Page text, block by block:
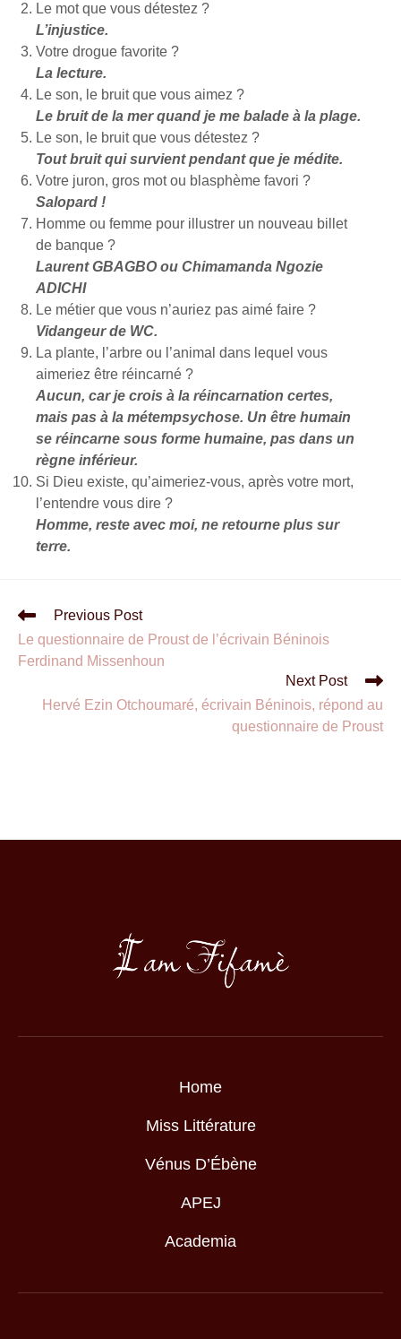
Le mot que vous détestez ?
L’injustice.
Votre drogue favorite ?
La lecture.
Le son, le bruit que vous aimez ?
Le bruit de la mer quand je me balade à la plage.
Le son, le bruit que vous détestez ?
Tout bruit qui survient pendant que je médite.
Votre juron, gros mot ou blasphème favori ?
Salopard !
Homme ou femme pour illustrer un nouveau billet
de banque ?
Laurent GBAGBO ou Chimamanda Ngozie
ADICHI
Le métier que vous n’auriez pas aimé faire ?
Vidangeur de WC.
La plante, l’arbre ou l’animal dans lequel vous
aimeriez être réincarné ?
Aucun, car je crois à la réincarnation certes,
mais pas à la métempsychose. Un être humain
se réincarne sous forme humaine, pas dans un
règne inférieur.
Si Dieu existe, qu’aimeriez-vous, après votre mort,
l’entendre vous dire ?
Homme, reste avec moi, ne retourne plus sur
terre.
Previous Post
Le questionnaire de Proust de l’écrivain Béninois
Ferdinand Missenhoun
Next Post
Hervé Ezin Otchoumaré, écrivain Béninois, répond au
questionnaire de Proust
Home
Miss Littérature
Vénus D’Ébène
APEJ
Academia